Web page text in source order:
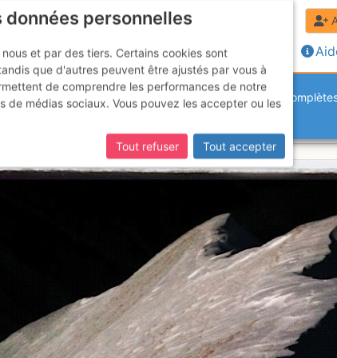
pages ne sont plus accessibles, manquantes ou
personnelles
et par des tiers. Certains cookies sont
que d'autres peuvent être ajustés par vous à
de comprendre les performances de notre
de médias sociaux. Vous pouvez les accepter ou les
Tout refuser
Tout accepter